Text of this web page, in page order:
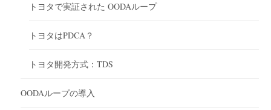
トヨタで実証された OODAループ
トヨタはPDCA？
トヨタ開発方式：TDS
OODAループの導入